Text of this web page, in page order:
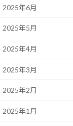
2025年6月
2025年5月
2025年4月
2025年3月
2025年2月
2025年1月